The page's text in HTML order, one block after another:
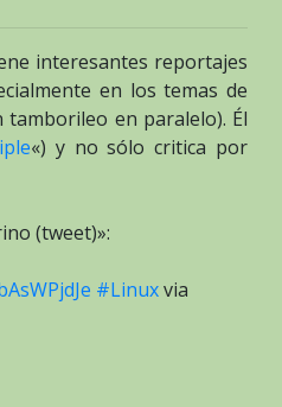
interesantes reportajes
en los temas de
en paralelo). Él
«) y no sólo critica por
(tweet)»:
#Linuxvia